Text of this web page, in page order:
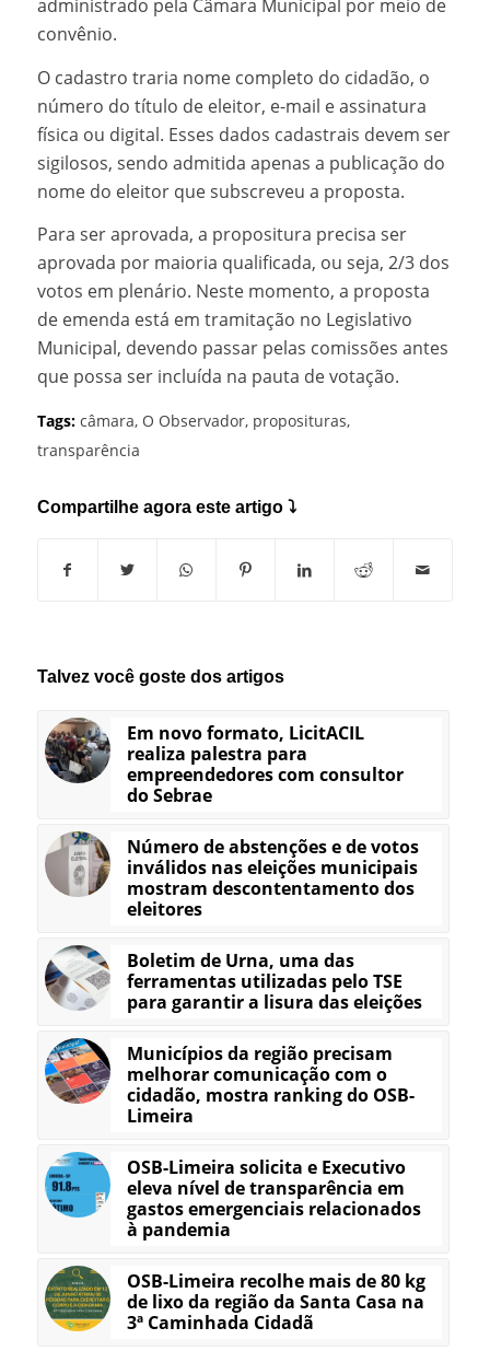
administrado pela Câmara Municipal por meio de
convênio.
O cadastro traria nome completo do cidadão, o
número do título de eleitor, e-mail e assinatura
física ou digital. Esses dados cadastrais devem ser
sigilosos, sendo admitida apenas a publicação do
nome do eleitor que subscreveu a proposta.
Para ser aprovada, a propositura precisa ser
aprovada por maioria qualificada, ou seja, 2/3 dos
votos em plenário. Neste momento, a proposta
de emenda está em tramitação no Legislativo
Municipal, devendo passar pelas comissões antes
que possa ser incluída na pauta de votação.
Tags: câmara, O Observador, proposituras,
transparência
Compartilhe agora este artigo ⤵
Talvez você goste dos artigos
Em novo formato, LicitACIL
realiza palestra para
empreendedores com consultor
do Sebrae
Número de abstenções e de votos
inválidos nas eleições municipais
mostram descontentamento dos
eleitores
Boletim de Urna, uma das
ferramentas utilizadas pelo TSE
para garantir a lisura das eleições
Municípios da região precisam
melhorar comunicação com o
cidadão, mostra ranking do OSB-
Limeira
OSB-Limeira solicita e Executivo
eleva nível de transparência em
gastos emergenciais relacionados
à pandemia
OSB-Limeira recolhe mais de 80 kg
de lixo da região da Santa Casa na
3ª Caminhada Cidadã